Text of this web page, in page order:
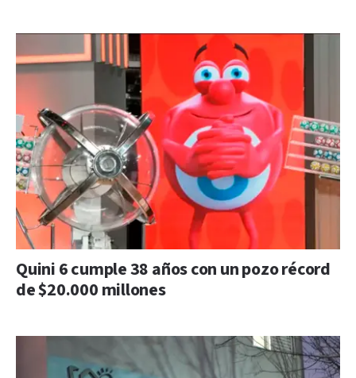
Quini 6 cumple 38 años con un pozo récord
de $20.000 millones